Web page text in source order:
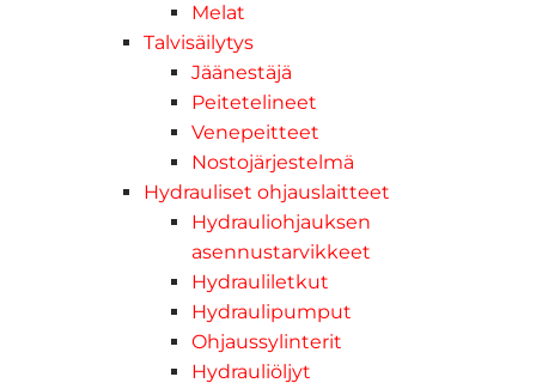
Melat
Talvisäilytys
Jäänestäjä
Peitetelineet
Venepeitteet
Nostojärjestelmä
Hydrauliset ohjauslaitteet
Hydrauliohjauksen
asennustarvikkeet
Hydrauliletkut
Hydraulipumput
Ohjaussylinterit
Hydrauliöljyt